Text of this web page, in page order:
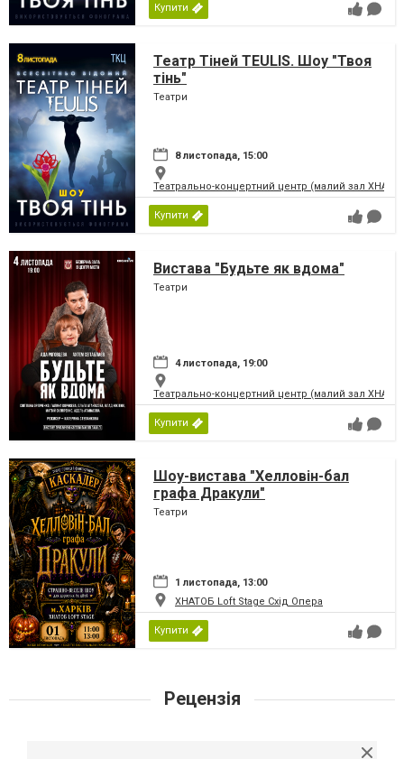
Купити
Театр Тіней TEULIS. Шоу "Твоя
тінь"
Театри
8 листопада, 15:00
Театрально-концертний центр (малий зал
Купити
Вистава "Будьте як вдома"
Театри
4 листопада, 19:00
Театрально-концертний центр (малий зал
Купити
Шоу-вистава "Хелловін-бал
графа Дракули"
Театри
1 листопада, 13:00
ХНАТОБ Loft Stage Схід Опера
Купити
Рецензія